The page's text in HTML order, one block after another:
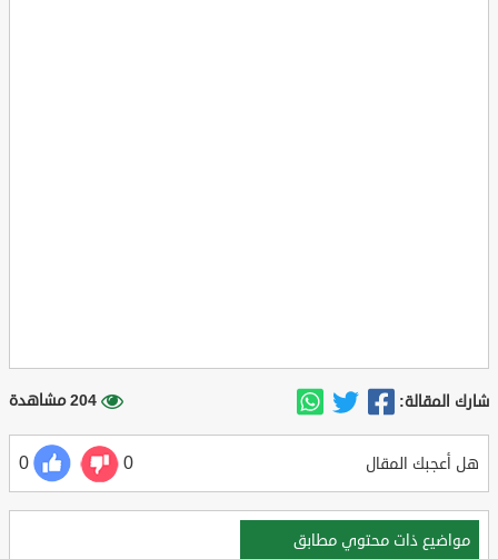
شارك المقالة: 204 مشاهدة
هل أعجبك المقال 0
0
مواضيع ذات محتوي مطابق